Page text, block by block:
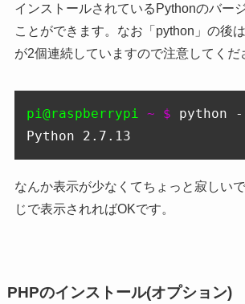
インストールされているPythonのバー
ことができます。なお「python」の後
が2個連続していますので注意してくだ
pi@raspberrypi ~ $ python
Python 2.7.13
なんか表示が少なくてちょっと寂しい
じで表示されればOKです。
PHPのインストール(オプション)